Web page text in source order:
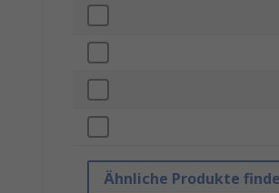
Ähnliche Produkte